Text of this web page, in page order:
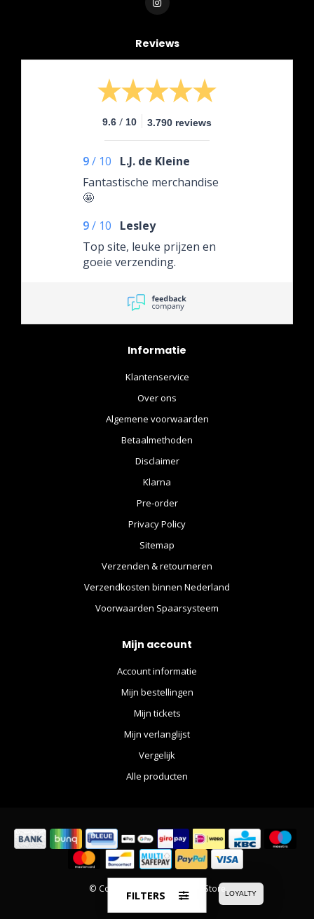
Reviews
9.6 / 10 3.790 reviews
9/ 10
L.J. de Kleine
Fantastische merchandise
🤩
9/ 10
Lesley
Top site, leuke prijzen en
goeie verzending.
Informatie
Klantenservice
Over ons
Algemene voorwaarden
Betaalmethoden
Disclaimer
Klarna
Pre-order
Privacy Policy
Sitemap
Verzenden & retourneren
Verzendkosten binnen Nederland
Voorwaarden Spaarsysteem
Mijn account
Account informatie
Mijn bestellingen
Mijn tickets
Mijn verlanglijst
Vergelijk
Alle producten
© Copyright 2026 The Movie Store
FILTERS LOYALTY